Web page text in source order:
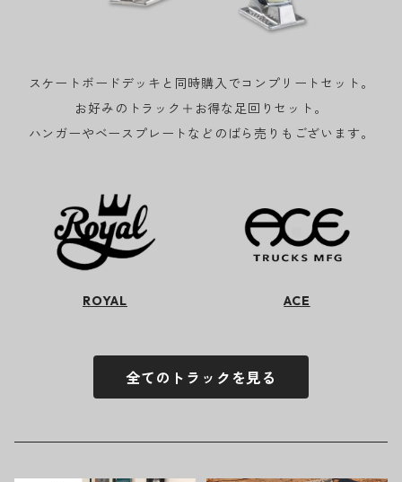
スケートボードデッキと同時購入でコンプリートセット。
お好みのトラック＋お得な足回りセット。
ハンガーやベースプレートなどのばら売りもございます。
ROYAL ACE
全てのトラックを見る